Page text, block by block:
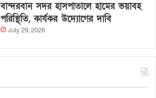
বান্দরবান সদর হাসপাতালে হামের ভয়াবহ
পরিস্থিতি, কার্যকর উদ্যোগের দাবি
July 29, 2026